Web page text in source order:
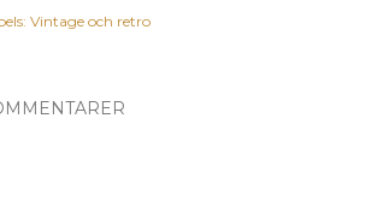
Vintage och retro